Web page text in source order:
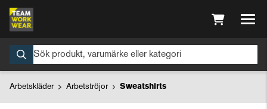
Arbetskläder Arbetströjor Sweatshirts